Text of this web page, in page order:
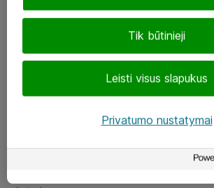
LinkedIn
Tik būtinieji
Leisti visus slapukus
Privatumo nustatymai